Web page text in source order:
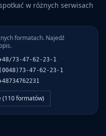
w różnych serwisach
formatach. Najedź
73-47-62-23-1
(0048)73-47-62-23-1
(110formatów)